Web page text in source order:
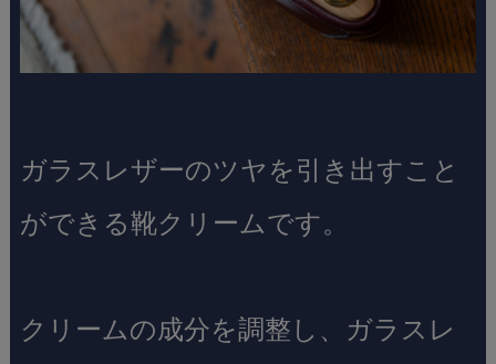
ガラスレザーのツヤを引き出すこと
ができる靴クリームです。
クリームの成分を調整し、ガラスレ